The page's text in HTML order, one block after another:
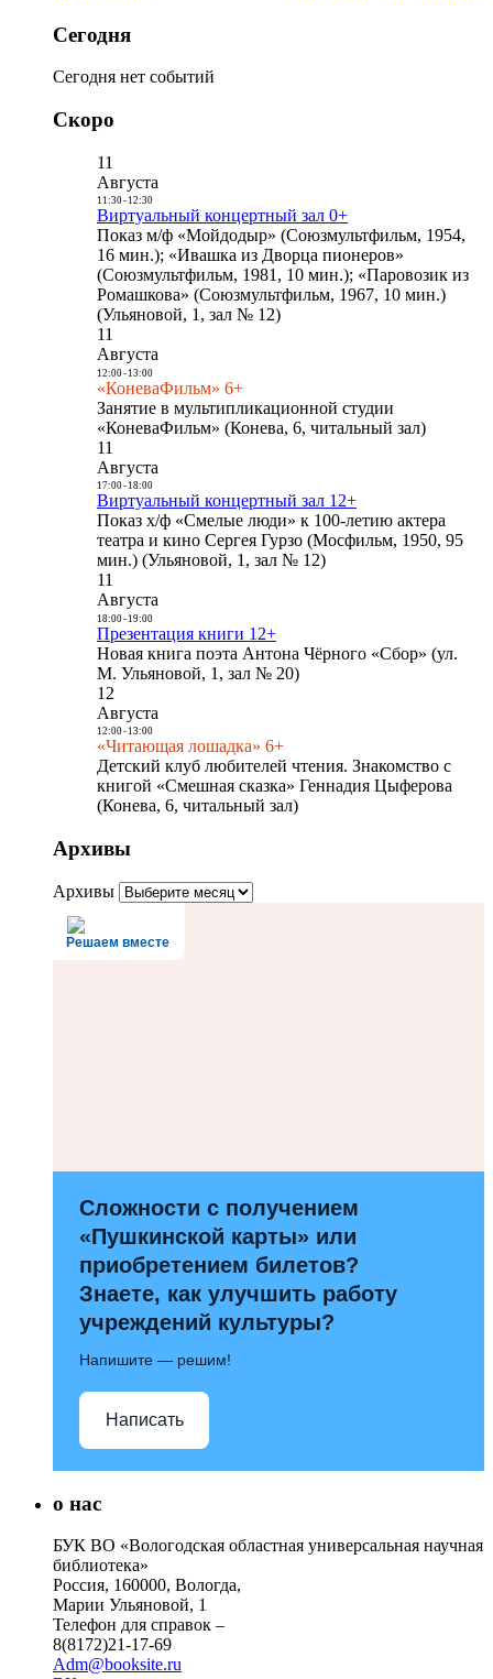
Сегодня
Сегодня нет событий
Скоро
11
Августа
11:30- 12:30
Виртуальный концертный зал 0+
Показ м/ф «Мойдодыр» (Союзмультфильм, 1954,
16 мин.); «Ивашка из Дворца пионеров»
(Союзмультфильм, 1981, 10 мин.); «Паровозик из
Ромашкова» (Союзмультфильм, 1967, 10 мин.)
(Ульяновой, 1, зал № 12)
11
Августа
12:00- 13:00
«КоневаФильм» 6+
Занятие в мультипликационной студии
«КоневаФильм» (Конева, 6, читальный зал)
11
Августа
17:00- 18:00
Виртуальный концертный зал 12+
Показ х/ф «Смелые люди» к 100-летию актера
театра и кино Сергея Гурзо (Мосфильм, 1950, 95
мин.) (Ульяновой, 1, зал № 12)
11
Августа
18:00- 19:00
Презентация книги 12+
Новая книга поэта Антона Чёрного «Сбор» (ул.
М. Ульяновой, 1, зал № 20)
12
Августа
12:00- 13:00
«Читающая лошадка» 6+
Детский клуб любителей чтения. Знакомство с
книгой «Смешная сказка» Геннадия Цыферова
(Конева, 6, читальный зал)
Архивы
Архивы
Решаем вместе
Сложности с получением
«Пушкинской карты» или
приобретением билетов?
Знаете, как улучшить работу
учреждений культуры?
Напишите — решим!
Написать
о нас
БУК ВО «Вологодская областная универсальная научная
библиотека»
Россия, 160000, Вологда,
Марии Ульяновой, 1
Телефон для справок –
8(8172)21-17-69
Adm@booksite.ru